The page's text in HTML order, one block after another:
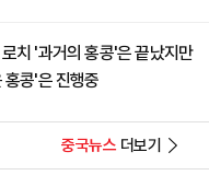
치 '과거의 홍콩'은 끝났지만
홍콩'은 진행중
중국뉴스더보기